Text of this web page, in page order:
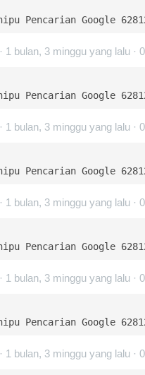
· 1 bulan, 3 minggu yang lalu · 0
· 1 bulan, 3 minggu yang lalu · 0
· 1 bulan, 3 minggu yang lalu · 0
· 1 bulan, 3 minggu yang lalu · 0
· 1 bulan, 3 minggu yang lalu · 0